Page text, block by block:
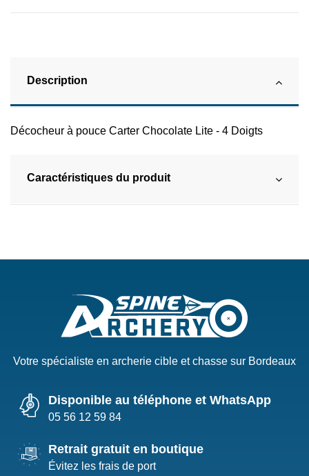
Description
Décocheur à pouce Carter Chocolate Lite - 4 Doigts
Caractéristiques du produit
Votre spécialiste en archerie cible et chasse sur Bordeaux
Disponible au téléphone et WhatsApp
05 56 12 59 84
Retrait gratuit en boutique
Évitez les frais de port